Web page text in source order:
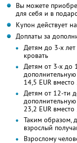
Вы можете
для себя и в
Купон действует
Доплаты за
Детям до 3-х лет
кровать
Детям от 3-х до
14,5 EUR вместо
Детям от 12-ти
23,2 EUR вместо
Таким образом,
взрослый
Взрослому